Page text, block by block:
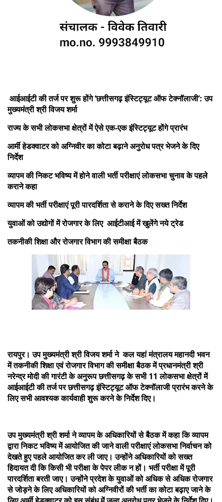
आईआईटी की तर्ज पर शुरू होंगे ‘छत्तीसगढ़ इंस्टिट्यूट ऑफ टेक्नॉलाजी’: उप
मुख्यमंत्री श्री विजय शर्मा
राज्य के सभी लोकसभा क्षेत्रों में ऐसे एक-एक इंस्टिट्यूट होंगे प्रारंभ
आर्मी हेडक्वाटर को अग्निवीर का कोटा बढ़ाने अनुरोध पत्र भेजने के दिए
निर्देश
व्यापम की निकट भविष्य में होने वाली भर्ती परीक्षाएं लोकसभा चुनाव के पहले
कराने कहा
व्यापम की भर्ती परीक्षाएं पूरी पारदर्शिता से कराने के दिए सख्त निर्देश
युवाओं को उद्योगों में रोजगार के लिए आईटीआई में खुलेंगे नये ट्रेड
तकनीकी शिक्षा और रोजगार विभाग की समीक्षा बैठक
रायपुर। उप मुख्यमंत्री श्री विजय शर्मा ने कल यहां मंत्रालय महानदी भवन
में तकनीकी शिक्षा एवं रोजगार विभाग की समीक्षा बैठक में प्रधानमंत्री श्री
नरेन्द्र मोदी की गारंटी के अनुरूप छत्तीसगढ़ के सभी 11 लोकसभा क्षेत्रों में
आईआईटी की तर्ज पर छत्तीसगढ़ इंस्टिट्यूट ऑफ टेक्नॉलाजी प्रारंभ करने के
लिए सभी आवश्यक कार्यवाही शुरू करने के निर्देश दिए।
उप मुख्यमंत्री श्री शर्मा ने व्यापम के अधिकारियों से बैैठक में कहा कि व्यापम
द्वारा निकट भविष्य में आयोजित की जाने वाली परीक्षाएं लोकसभा निर्वाचन को
देखते हुए पहले आयोजित कर ली जाए। उन्होंने अधिकारियों को सख्त
हिदायत दी कि किसी भी परीक्षा के पेपर लीक न हों। भर्ती परीक्षा में पूरी
पारदर्शिता बरती जाए। उन्होंने प्रदेश के युवाओं को अधिक से अधिक रोजगार
से जोड़ने के लिए अधिकारियों को अग्निवीरों की भर्ती का कोटा बढ़ाए जाने के